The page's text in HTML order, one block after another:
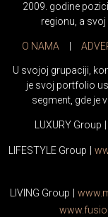
2009. godine
regionu, a
O NAMA
U svojoj grupaciji,
je svoj portfolio
segment, gde je
LUXURY Group
LIFESTYLE Group
LIVING Group www.
www.